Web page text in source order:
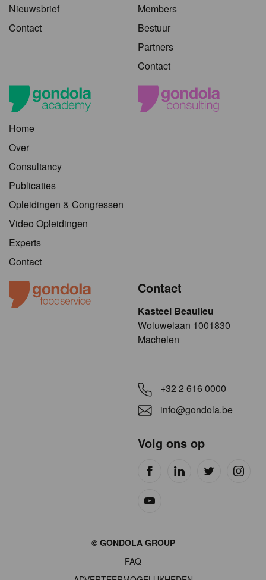
Nieuwsbrief
Contact
Members
Bestuur
Partners
Contact
Home
Over
Consultancy
Publicaties
Opleidingen & Congressen
Video Opleidingen
Experts
Contact
Contact
Kasteel Beaulieu
​​​Woluwelaan 1001830
Machelen
+32 2 616 0000
info@gondola.be
Volg ons op
© GONDOLA GROUP
FAQ